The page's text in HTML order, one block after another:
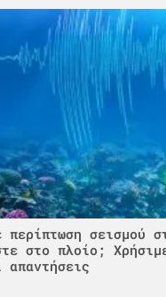
σεισμού
στο πλοίο;
απαντήσεις